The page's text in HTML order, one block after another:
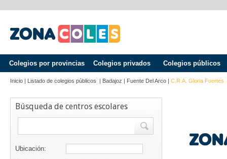
Colegios por provincias Colegios privados Colegios públicos
Inicio | Listado de colegios públicos | Badajoz | Fuente Del Arco | C.R.A. Gloria Fuertes
Búsqueda de centros escolares
Ubicación: